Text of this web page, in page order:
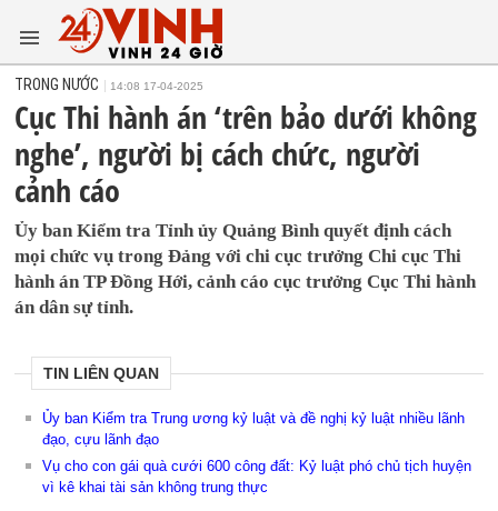
TRONG NƯỚC 14:08 17-04-2025
Cục Thi hành án ‘trên bảo dưới không
nghe’, người bị cách chức, người
cảnh cáo
Ủy ban Kiểm tra Tỉnh ủy Quảng Bình quyết định cách
mọi chức vụ trong Đảng với chi cục trưởng Chi cục Thi
hành án TP Đồng Hới, cảnh cáo cục trưởng Cục Thi hành
án dân sự tỉnh.
TIN LIÊN QUAN
Ủy ban Kiểm tra Trung ương kỷ luật và đề nghị kỷ luật nhiều lãnh
đạo, cựu lãnh đạo
Vụ cho con gái quà cưới 600 công đất: Kỷ luật phó chủ tịch huyện
vì kê khai tài sản không trung thực